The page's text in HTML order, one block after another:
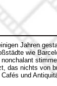
Jahren
wie
das nichts von
und